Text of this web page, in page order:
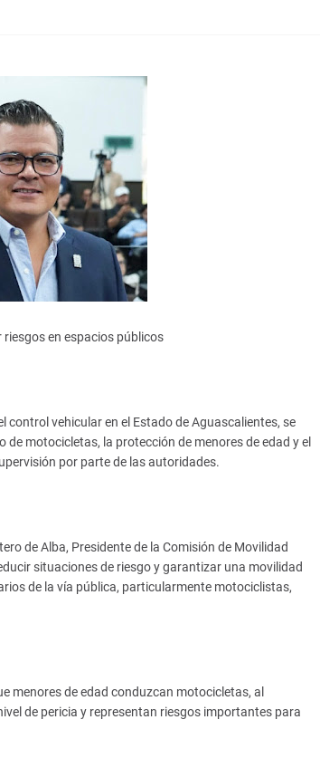
en espacios públicos
control vehicular en el Estado de Aguascalientes, se
motocicletas, la protección de menores de edad y el
por parte de las autoridades.
de Alba, Presidente de la Comisión de Movilidad
situaciones de riesgo y garantizar una movilidad
de la vía pública, particularmente motociclistas,
menores de edad conduzcan motocicletas, al
de pericia y representan riesgos importantes para